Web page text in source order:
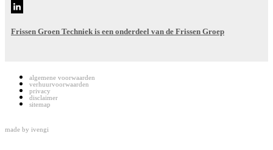
Frissen Groen Techniek is een onderdeel van de Frissen Groep
algemene voorwaarden
verhuurvoorwaarden
privacy
disclaimer
sitemap
made by ivengi